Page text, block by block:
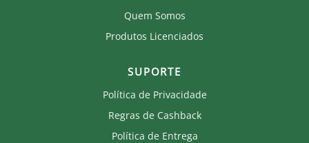
Quem Somos
Produtos Licenciados
SUPORTE
Política de Privacidade
Regras de Cashback
Política de Entrega